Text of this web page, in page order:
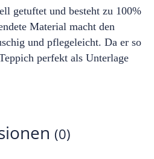
getuftet und besteht zu 100%
Material macht den
und pflegeleicht. Da er so
perfekt als Unterlage
(0)